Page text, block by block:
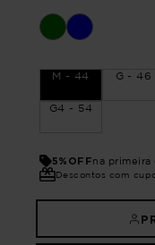
M - 44 G - 46
G4 - 54
5%OFFna primeira
Descontos com